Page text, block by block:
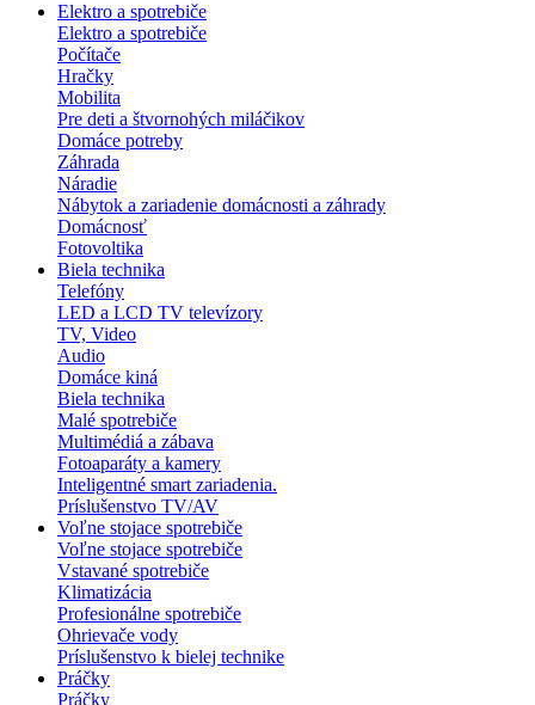
Elektro a spotrebiče
Elektro a spotrebiče
Počítače
Hračky
Mobilita
Pre deti a štvornohých miláčikov
Domáce potreby
Záhrada
Náradie
Nábytok a zariadenie domácnosti a záhrady
Domácnosť
Fotovoltika
Biela technika
Telefóny
LED a LCD TV televízory
TV, Video
Audio
Domáce kiná
Biela technika
Malé spotrebiče
Multimédiá a zábava
Fotoaparáty a kamery
Inteligentné smart zariadenia.
Príslušenstvo TV/AV
Voľne stojace spotrebiče
Voľne stojace spotrebiče
Vstavané spotrebiče
Klimatizácia
Profesionálne spotrebiče
Ohrievače vody
Príslušenstvo k bielej technike
Práčky
Práčky